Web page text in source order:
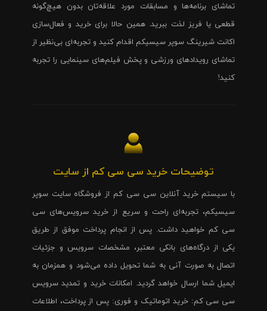
تماشای برنامه‌ها و مسابقات مورد علاقه‌تان بدون هیچ‌گونه
قطعی یا فریز لذت ببرید. همین حالا برای خرید و فعال‌سازی
اکانت شیرینگ سوپر سیسیکم اقدام کنید و تجربه‌ای بی‌نظیر از
تماشای رویدادهای ورزشی و پخش فیلم‌های سینمایی را تجربه
کنید!
توضیحات خرید سی سی کم از سایت
با سیستم خرید آنلاین سی سی کم از فروشگاه سایت سوپر
سیسیکم، تجربه‌ای راحت و سریع از خرید سرویس‌های سی
سی کم خواهید داشت. پس از انجام پرداخت موفق از طریق
یکی از درگاه‌های بانکی معتبر، مشخصات سرویس و جزئیات
اتصال به صورت آنی به شما تحویل داده می‌شود و همزمان به
ایمیل شما ارسال خواهد گردید. امکانات خرید و تمدید سرویس
سی سی کم: خرید اتوماتیک و فوری: پس از پرداخت، اطلاعات